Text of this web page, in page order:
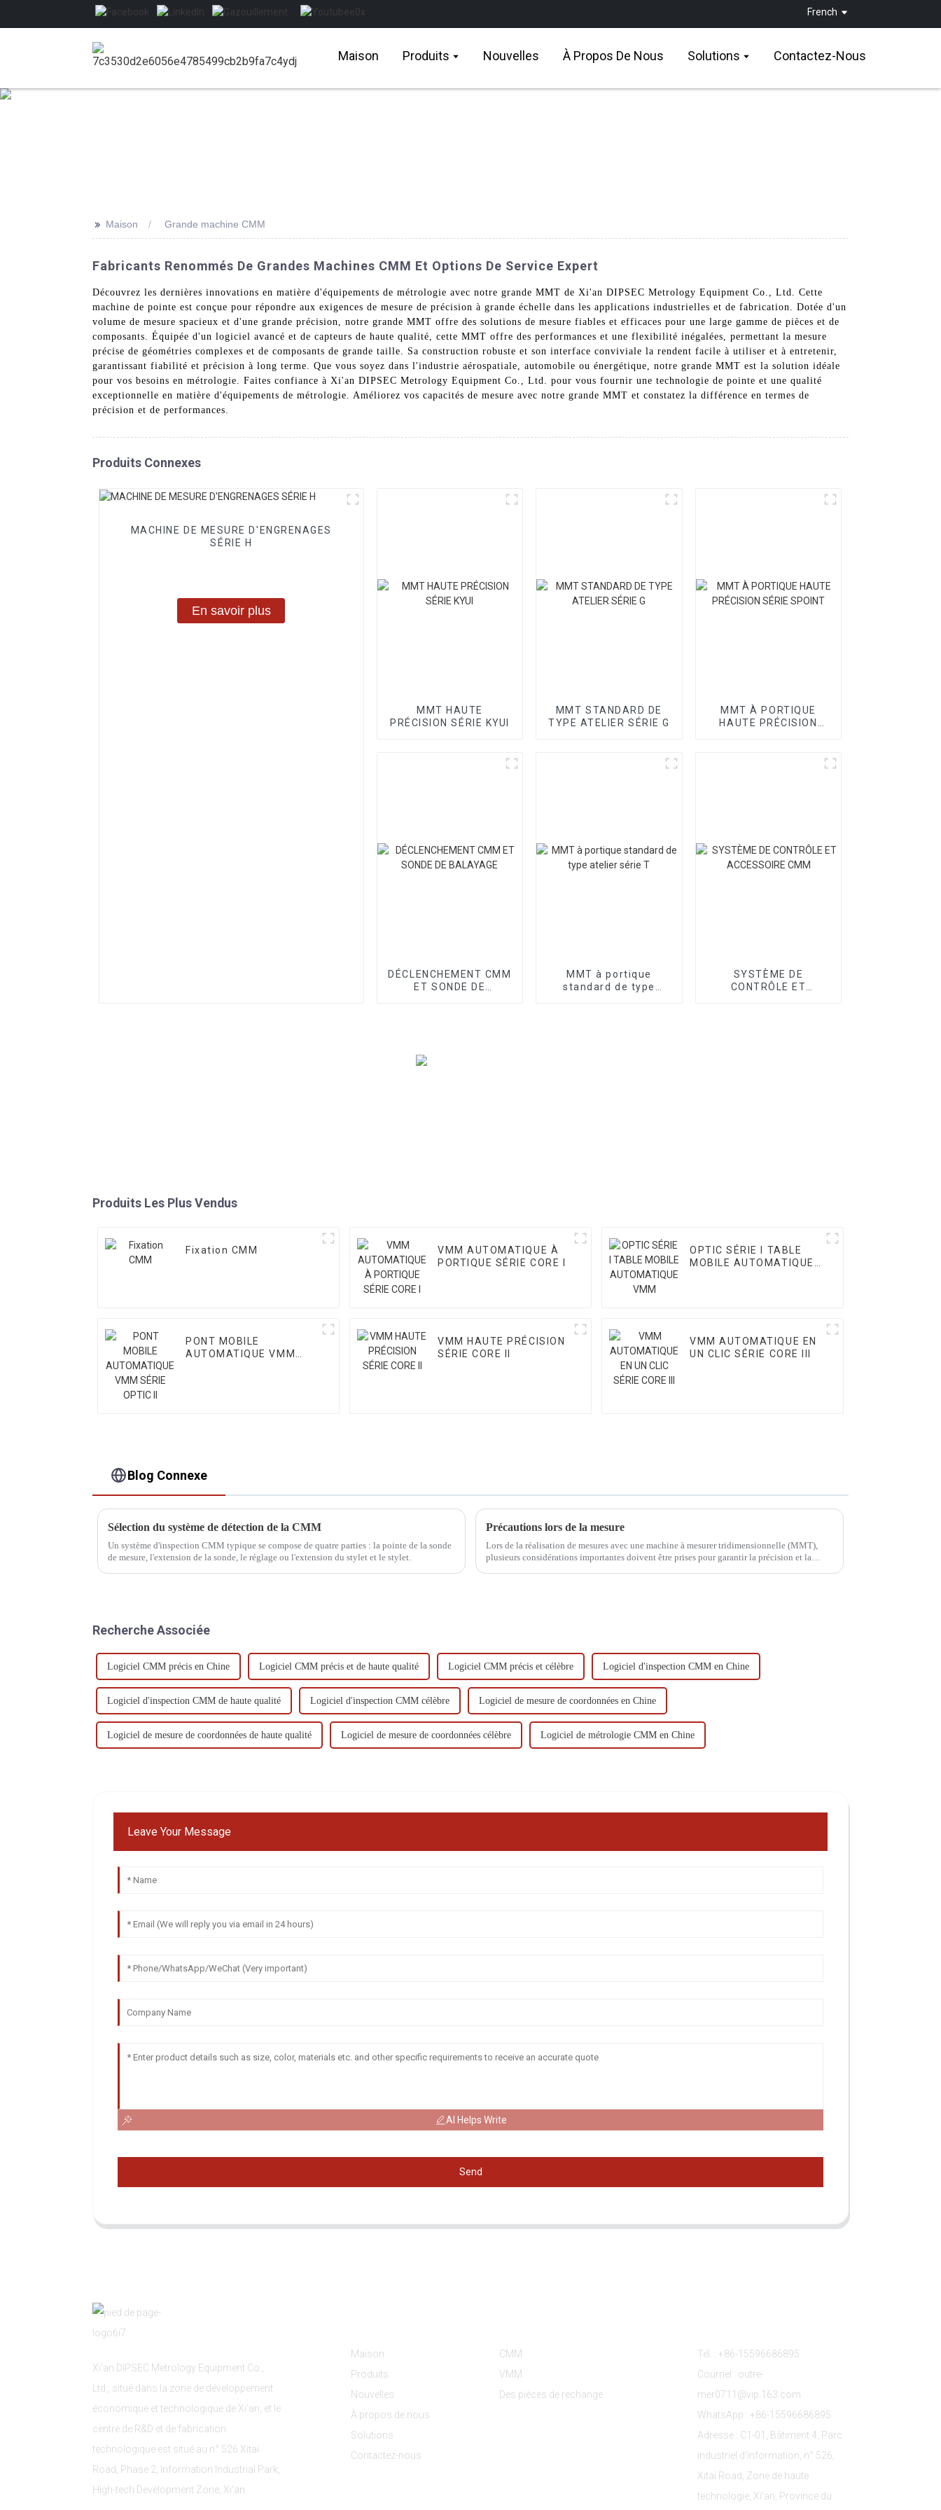
French
Maison Produits Nouvelles À Propos De Nous Solutions Contactez-Nous
>> Maison Grande machine CMM
Fabricants Renommés De Grandes Machines CMM Et Options De Service Expert
Découvrez les dernières innovations en matière d'équipements de métrologie avec notre grande MMT de Xi'an DIPSEC Metrology Equipment Co., Ltd. Cette
machine de pointe est conçue pour répondre aux exigences de mesure de précision à grande échelle dans les applications industrielles et de fabrication. Dotée d'un
volume de mesure spacieux et d'une grande précision, notre grande MMT offre des solutions de mesure fiables et efficaces pour une large gamme de pièces et de
composants. Équipée d'un logiciel avancé et de capteurs de haute qualité, cette MMT offre des performances et une flexibilité inégalées, permettant la mesure
précise de géométries complexes et de composants de grande taille. Sa construction robuste et son interface conviviale la rendent facile à utiliser et à entretenir,
garantissant fiabilité et précision à long terme. Que vous soyez dans l'industrie aérospatiale, automobile ou énergétique, notre grande MMT est la solution idéale
pour vos besoins en métrologie. Faites confiance à Xi'an DIPSEC Metrology Equipment Co., Ltd. pour vous fournir une technologie de pointe et une qualité
exceptionnelle en matière d'équipements de métrologie. Améliorez vos capacités de mesure avec notre grande MMT et constatez la différence en termes de
précision et de performances.
Produits Connexes
MACHINE DE MESURE D'ENGRENAGES
SÉRIE H
En savoir plus
MMT HAUTE
PRÉCISION SÉRIE KYUI
MMT STANDARD DE
TYPE ATELIER SÉRIE G
MMT À PORTIQUE
HAUTE PRÉCISION
DÉCLENCHEMENT CMM
ET SONDE DE
MMT à portique
standard de type
SYSTÈME DE
CONTRÔLE ET
Produits Les Plus Vendus
Fixation CMM
VMM AUTOMATIQUE À
PORTIQUE SÉRIE CORE I
OPTIC SÉRIE I TABLE
MOBILE AUTOMATIQUE
PONT MOBILE
AUTOMATIQUE VMM
VMM HAUTE PRÉCISION
SÉRIE CORE II
VMM AUTOMATIQUE EN
UN CLIC SÉRIE CORE III
Blog Connexe
Sélection du système de détection de la CMM
Un système d'inspection CMM typique se compose de quatre parties : la pointe de la sonde
de mesure, l'extension de la sonde, le réglage ou l'extension du stylet et le stylet.
Précautions lors de la mesure
Lors de la réalisation de mesures avec une machine à mesurer tridimensionnelle (MMT),
plusieurs considérations importantes doivent être prises pour garantir la précision et la
Recherche Associée
Logiciel CMM précis en Chine Logiciel CMM précis et de haute qualité Logiciel CMM précis et célèbre Logiciel d'inspection CMM en Chine
Logiciel d'inspection CMM de haute qualité Logiciel d'inspection CMM célèbre Logiciel de mesure de coordonnées en Chine
Logiciel de mesure de coordonnées de haute qualité Logiciel de mesure de coordonnées célèbre Logiciel de métrologie CMM en Chine
Leave Your Message
AI Helps Write
Send
Xi'an DIPSEC Metrology Equipment Co.,
Ltd., situé dans la zone de développement
économique et technologique de Xi'an, et le
centre de R&D et de fabrication
technologique est situé au n° 526 Xitai
Road, Phase 2, Information Industrial Park,
High-tech Development Zone, Xi'an.
Maison
Produits
Nouvelles
À propos de nous
Solutions
Contactez-nous
CMM
VMM
Des pièces de rechange
Tél. : +86-15596686895
Courriel : outre-
mer0711@vip.163.com
WhatsApp : +86-15596686895
Adresse : C1-01, Bâtiment 4, Parc
industriel d'information, n° 526,
Xitai Road, Zone de haute
technologie, Xi'an, Province du